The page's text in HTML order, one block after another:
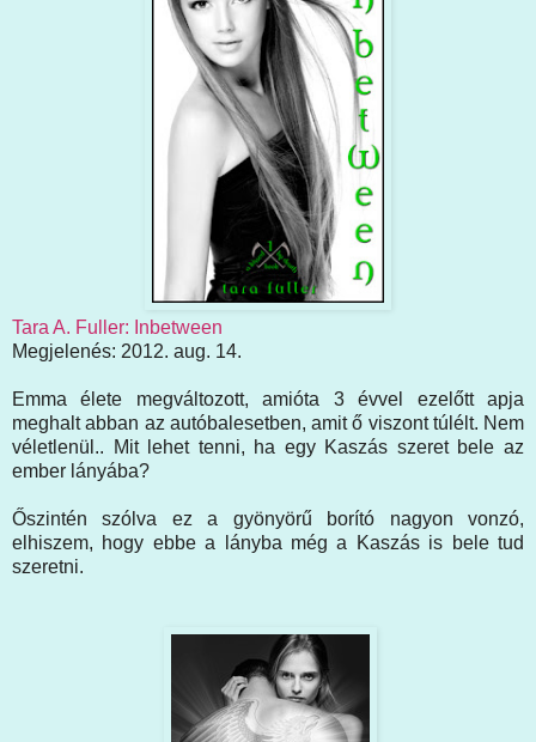
Tara A. Fuller: Inbetween
Megjelenés: 2012. aug. 14.
Emma élete megváltozott, amióta 3 évvel ezelőtt apja
meghalt abban az autóbalesetben, amit ő viszont túlélt. Nem
véletlenül.. Mit lehet tenni, ha egy Kaszás szeret bele az
ember lányába?
Őszintén szólva ez a gyönyörű borító nagyon vonzó,
elhiszem, hogy ebbe a lányba még a Kaszás is bele tud
szeretni.